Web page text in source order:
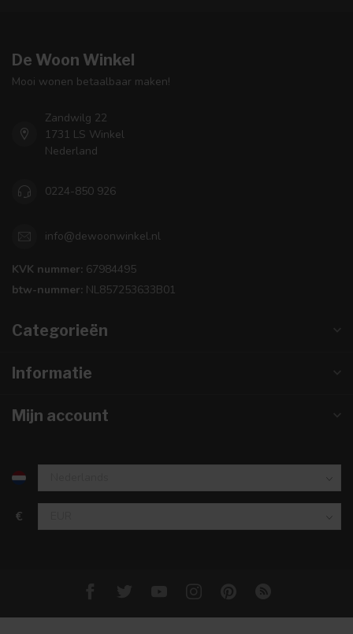
De Woon Winkel
Mooi wonen betaalbaar maken!
Zandwilg 22
1731 LS Winkel
Nederland
0224-850 926
info@dewoonwinkel.nl
KVK nummer: 67984495
btw-nummer: NL857253633B01
Categorieën
Informatie
Mijn account
€